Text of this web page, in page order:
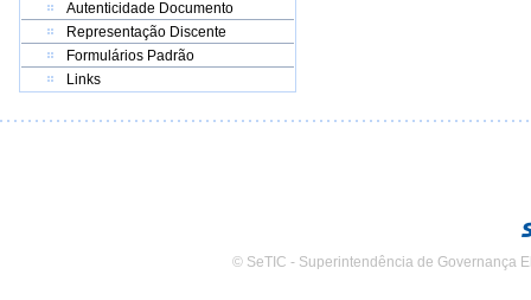
Autenticidade Documento
Representação Discente
Formulários Padrão
Links
© SeTIC - Superintendência de Governança